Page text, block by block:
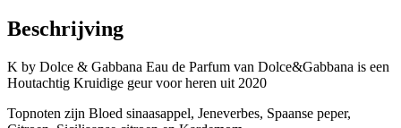
Beschrijving
K by Dolce & Gabbana Eau de Parfum van Dolce&Gabbana is een
Houtachtig Kruidige geur voor heren uit 2020
Topnoten zijn Bloed sinaasappel, Jeneverbes, Spaanse peper,